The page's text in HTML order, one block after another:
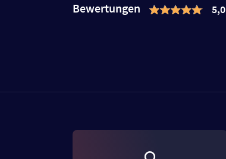
Bewertungen 5,0